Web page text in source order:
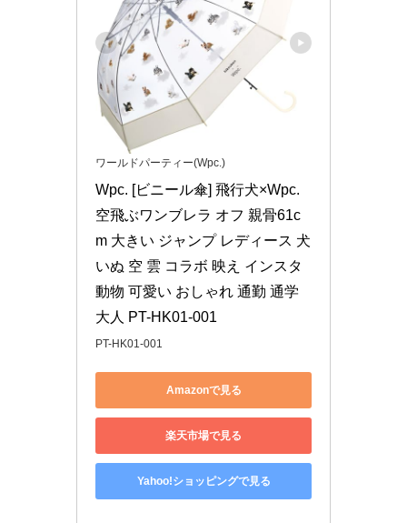
ワールドパーティー(Wpc.)
Wpc. [ビニール傘] 飛行犬×Wpc.
空飛ぶワンブレラ オフ 親骨61c
m 大きい ジャンプ レディース 犬
いぬ 空 雲 コラボ 映え インスタ
動物 可愛い おしゃれ 通勤 通学
大人 PT-HK01-001
PT-HK01-001
Amazonで見る
楽天市場で見る
Yahoo!ショッピングで見る